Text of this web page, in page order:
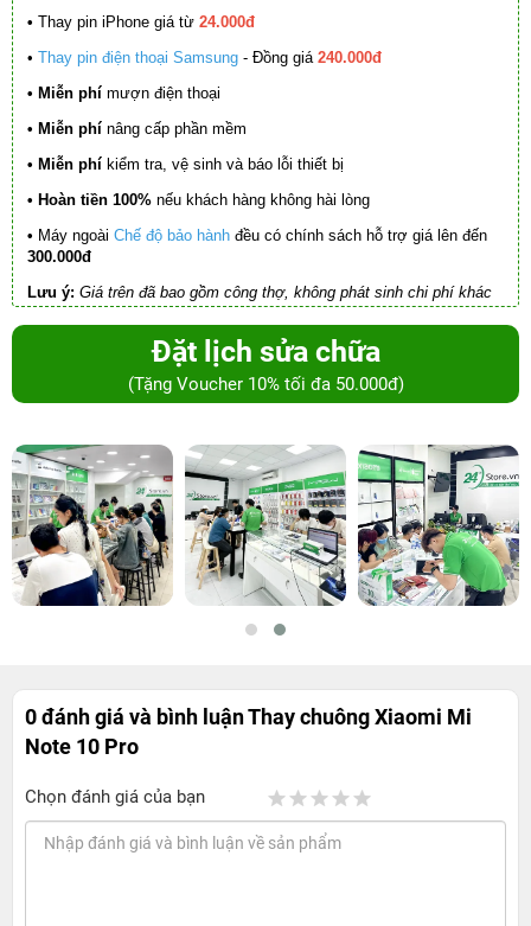
• Thay pin iPhone giá từ 24.000đ
• Thay pin điện thoại Samsung - Đồng giá 240.000đ
• Miễn phí mượn điện thoại
• Miễn phí nâng cấp phần mềm
• Miễn phí kiểm tra, vệ sinh và báo lỗi thiết bị
• Hoàn tiền 100% nếu khách hàng không hài lòng
• Máy ngoài Chế độ bảo hành đều có chính sách hỗ trợ giá lên đến
300.000đ
Lưu ý: Giá trên đã bao gồm công thợ, không phát sinh chi phí khác
Đặt lịch sửa chữa
(Tặng Voucher 10% tối đa 50.000đ)
0 đánh giá và bình luậnThay chuông Xiaomi Mi
Note 10 Pro
Chọn đánh giá của bạn